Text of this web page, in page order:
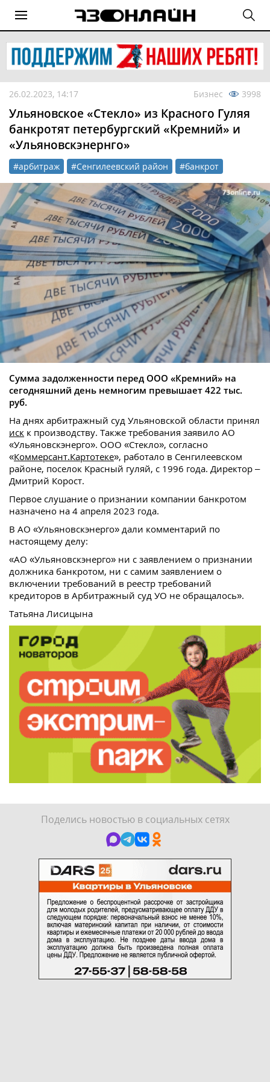
26.02.2023, 14:17 Бизнес 3998
Ульяновское «Стекло» из Красного Гуляя
банкротят петербургский «Кремний» и
«Ульяновскэнернго»
#арбитраж #Сенгилеевский район #банкрот
Сумма задолженности перед ООО «Кремний» на
сегодняшний день немногим превышает 422 тыс.
руб.
На днях арбитражный суд Ульяновской области принял
иск к производству. Также требования заявило АО
«Ульяновскэнерго». ООО «Стекло», согласно
«Коммерсант.Картотеке», работало в Сенгилеевском
районе, поселок Красный гуляй, с 1996 года. Директор –
Дмитрий Корост.
Первое слушание о признании компании банкротом
назначено на 4 апреля 2023 года.
В АО «Ульяновскэнерго» дали комментарий по
настоящему делу:
«АО «Ульяновскэнерго» ни с заявлением о признании
должника банкротом, ни с самим заявлением о
включении требований в реестр требований
кредиторов в Арбитражный суд УО не обращалось».
Татьяна Лисицына
Поделись новостью в социальных сетях